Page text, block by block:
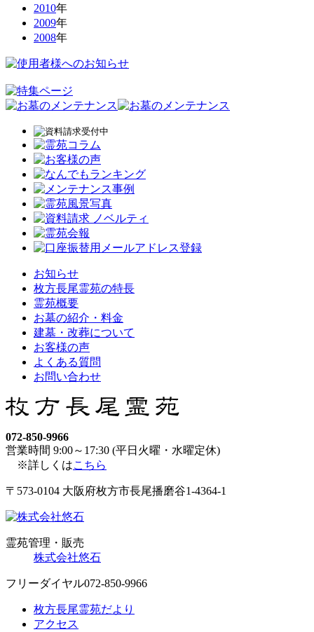
2010年
2009年
2008年
お知らせ
枚方長尾霊苑の特長
霊苑概要
お墓の紹介・料金
建墓・改葬について
お客様の声
よくある質問
お問い合わせ
072-850-9966
営業時間 9:00～17:30 (平日火曜・水曜定休)
※詳しくはこちら
〒573-0104 大阪府枚方市長尾播磨谷1-4364-1
霊苑管理・販売
株式会社悠石
フリーダイヤル072-850-9966
枚方長尾霊苑だより
アクセス